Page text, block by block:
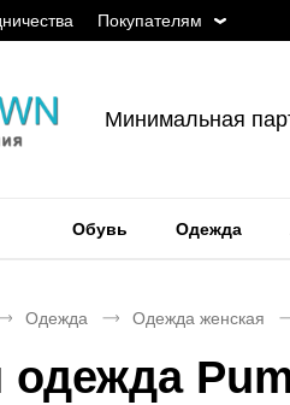
Покупателям
Минимальная
Обувь Одежда
Одежда Одежда женская